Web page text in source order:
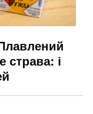
страва: і